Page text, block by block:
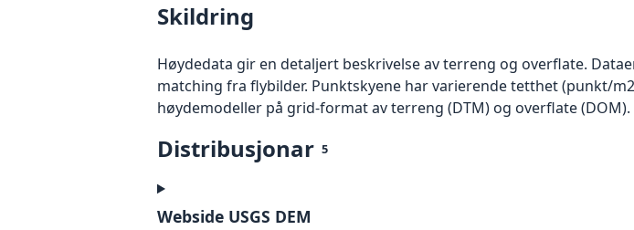
Skildring
Høydedata gir en detaljert beskrivelse av terreng og overflate.
matching fra flybilder. Punktskyene har varierende tetthet (punkt/
høydemodeller på grid-format av terreng (DTM) og overflate (DOM).
Distribusjonar 5
Webside USGS DEM